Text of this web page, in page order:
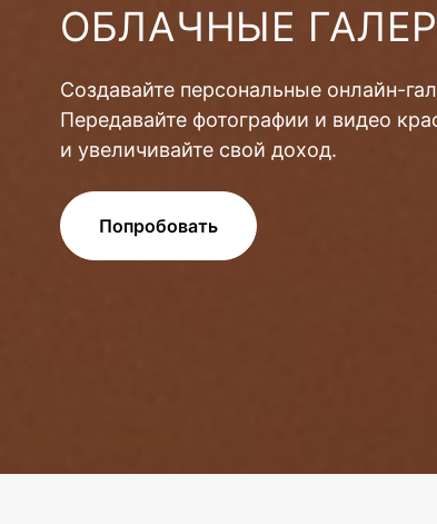
ОБЛАЧНЫЕ
Создавайте персональные онлайн-
Передавайте фотографии и видео
и увеличивайте свой доход.
Попробовать